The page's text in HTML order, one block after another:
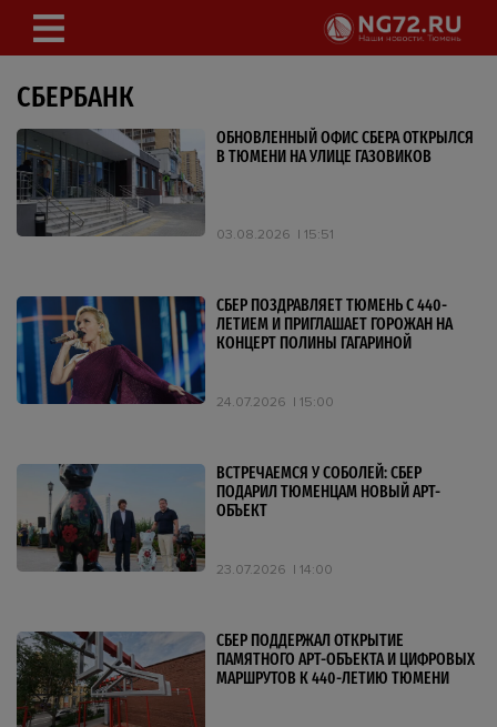
СБЕРБАНК
ОБНОВЛЕННЫЙ ОФИС СБЕРА ОТКРЫЛСЯ
В ТЮМЕНИ НА УЛИЦЕ ГАЗОВИКОВ
03.08.2026 15:51
СБЕР ПОЗДРАВЛЯЕТ ТЮМЕНЬ С 440-
ЛЕТИЕМ И ПРИГЛАШАЕТ ГОРОЖАН НА
КОНЦЕРТ ПОЛИНЫ ГАГАРИНОЙ
24.07.2026 15:00
ВСТРЕЧАЕМСЯ У СОБОЛЕЙ: СБЕР
ПОДАРИЛ ТЮМЕНЦАМ НОВЫЙ АРТ-
ОБЪЕКТ
23.07.2026 14:00
СБЕР ПОДДЕРЖАЛ ОТКРЫТИЕ
ПАМЯТНОГО АРТ-ОБЪЕКТА И ЦИФРОВЫХ
МАРШРУТОВ К 440-ЛЕТИЮ ТЮМЕНИ